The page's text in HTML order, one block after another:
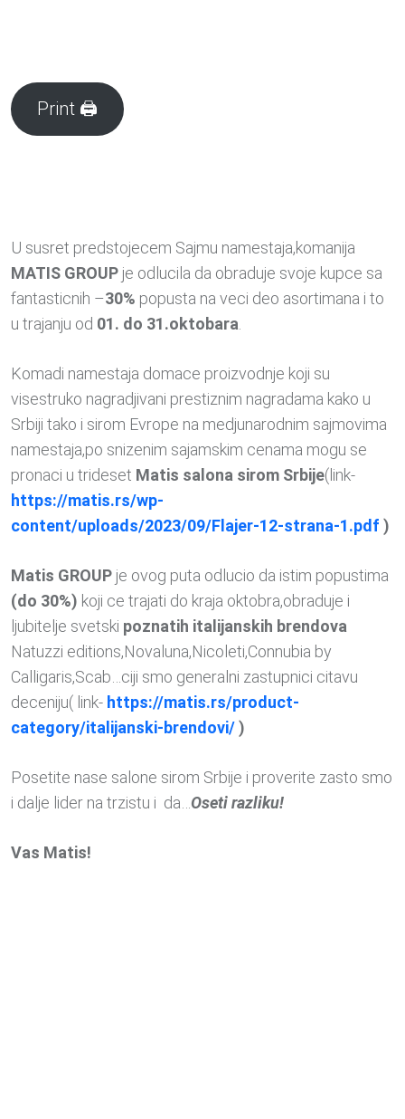
Print 🖨
U susret predstojecem Sajmu namestaja,komanija
MATIS GROUP je odlucila da obraduje svoje kupce sa
fantasticnih –30% popusta na veci deo asortimana i to
u trajanju od 01. do 31.oktobara
Komadi namestaja domace proizvodnje koji su
visestruko nagradjivani prestiznim nagradama kako u
Srbiji tako i sirom Evrope na medjunarodnim sajmovima
namestaja,po snizenim sajamskim cenama mogu se
pronaci u trideset Matis salona sirom Srbije(link-
https://matis.rs/wp-
content/uploads/2023/09/Flajer-12-strana-1.pdf )
Matis GROUP je ovog puta odlucio da istim popustima
(do 30%) koji ce trajati do kraja oktobra,obraduje i
ljubitelje svetski poznatih italijanskih brendova
Natuzzi editions,Novaluna,Nicoleti,Connubia by
Calligaris,Scab…ciji smo generalni zastupnici citavu
deceniju( link- https://matis.rs/product-
category/italijanski-brendovi/)
Posetite nase salone sirom Srbije i proverite zasto smo
i dalje lider na trzistu i da… Oseti razliku!
Vas Matis!